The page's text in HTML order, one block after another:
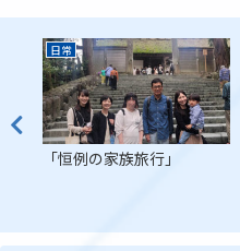
日常
「恒例の家族旅行」